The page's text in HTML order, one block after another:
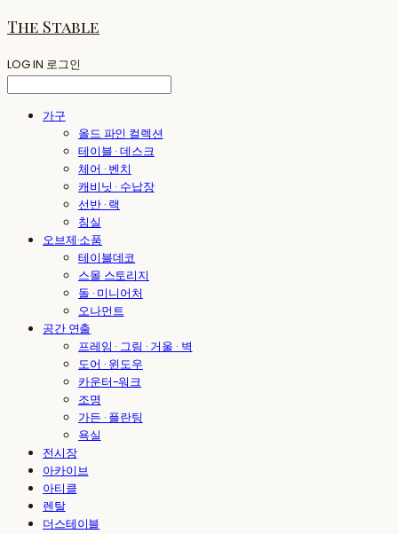
The Stable
LOG IN 로그인
가구
올드 파인 컬렉션
테이블 · 데스크
체어 · 벤치
캐비닛 · 수납장
선반 · 랙
침실
오브제·소품
테이블데코
스몰 스토리지
돌 · 미니어처
오나먼트
공간 연출
프레임 · 그림 · 거울 · 벽
도어 · 윈도우
카운터-워크
조명
가든 · 플란팅
욕실
전시장
아카이브
아티클
렌탈
더스테이블